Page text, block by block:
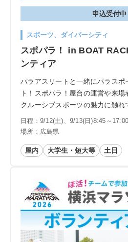
申込受付中
スポーツ、ダイバーシティ
スポパラ！ in BOAT
ンティア
パラアスリートと一緒にパラスポ
ト！スポパラ！屋台の運営や来
クルーシブスポーツの魅力に触れ
日程：9/12(土)、9/13(日)8:45～17:00
場所：広島県
屋内 大学生・短大等 土日